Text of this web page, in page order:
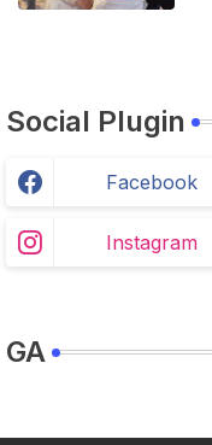
Social Plugin
Facebook
Instagram
GA